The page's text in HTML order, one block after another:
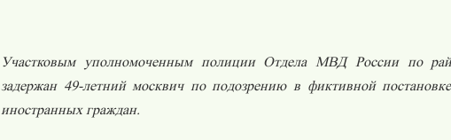
Участковым уполномоченным полиции Отдела МВД России по
задержан 49-летний москвич по подозрению в фиктивной
иностранных граждан.